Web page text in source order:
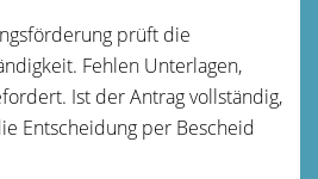
prüft die
Fehlen Unterlagen,
Ist der Antrag vollständig,
Entscheidung per Bescheid